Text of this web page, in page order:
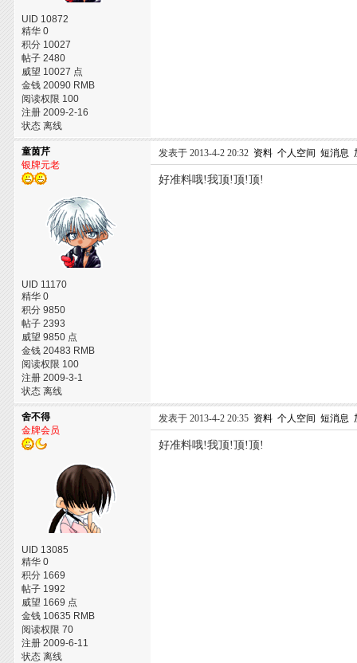
UID 10872
精华 0
积分 10027
帖子 2480
威望 10027 点
金钱 20090 RMB
阅读权限 100
注册 2009-2-16
状态 离线
童茵芹
银牌元老
UID 11170
精华 0
积分 9850
帖子 2393
威望 9850 点
金钱 20483 RMB
阅读权限 100
注册 2009-3-1
状态 离线
发表于 2013-4-2 20:32 资料 个人空间 短消息
好准料哦!我顶!顶!顶!
舍不得
金牌会员
UID 13085
精华 0
积分 1669
帖子 1992
威望 1669 点
金钱 10635 RMB
阅读权限 70
注册 2009-6-11
状态 离线
发表于 2013-4-2 20:35 资料 个人空间 短消息
好准料哦!我顶!顶!顶!